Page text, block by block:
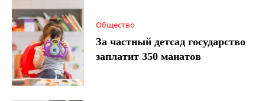
Общество
За частный детсад государство
заплатит 350 манатов